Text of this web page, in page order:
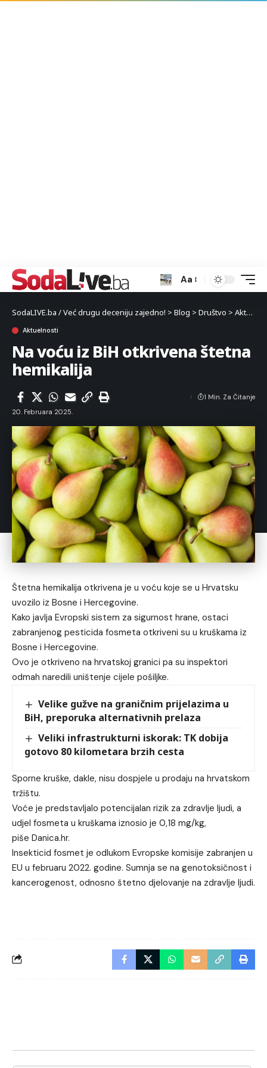
Aa
SodaLIVE.ba / Već drugu deceniju zajedno! > Blog > Društvo > Aktuelnosti
Aktuelnosti
Na voću iz BiH otkrivena štetna
hemikalija
20. Februara 2025.
1 Min. Za Čitanje
Štetna hemikalija otkrivena je u voću koje se u Hrvatsku
uvozilo iz Bosne i Hercegovine.
Kako javlja Evropski sistem za sigurnost hrane, ostaci
zabranjenog pesticida fosmeta otkriveni su u kruškama iz
Bosne i Hercegovine.
Ovo je otkriveno na hrvatskoj granici pa su inspektori
odmah naredili uništenje cijele pošiljke.
Velike gužve na graničnim prijelazima u
BiH, preporuka alternativnih prelaza
Veliki infrastrukturni iskorak: TK dobija
gotovo 80 kilometara brzih cesta
Sporne kruške, dakle, nisu dospjele u prodaju na hrvatskom
tržištu.
Voće je predstavljalo potencijalan rizik za zdravlje ljudi, a
udjel fosmeta u kruškama iznosio je 0,18 mg/kg,
piše Danica.hr.
Insekticid fosmet je odlukom Evropske komisije zabranjen u
EU u februaru 2022. godine. Sumnja se na genotoksičnost i
kancerogenost, odnosno štetno djelovanje na zdravlje ljudi.